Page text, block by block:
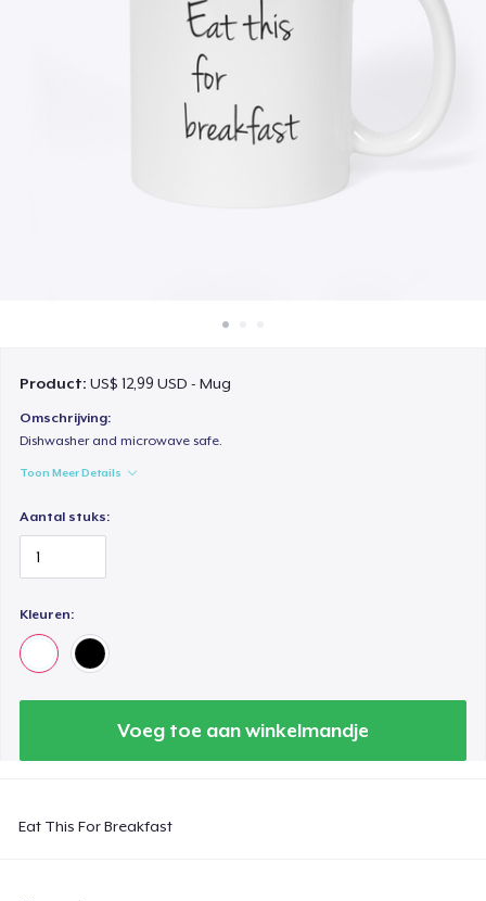
Verkoop overal
Verkoop alles
Product:US$ 12,99 USD - Mug
Omschrijving:
Dishwasher and microwave safe.
Toon Meer Details
Aantal stuks:
Kleuren:
Voeg toe aan winkelmandje
Eat This For Breakfast